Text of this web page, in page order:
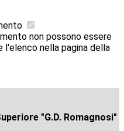
non possono essere
l'elenco nella pagina della
"G.D. Romagnosi"